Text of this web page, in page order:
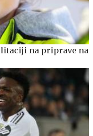
na priprave na